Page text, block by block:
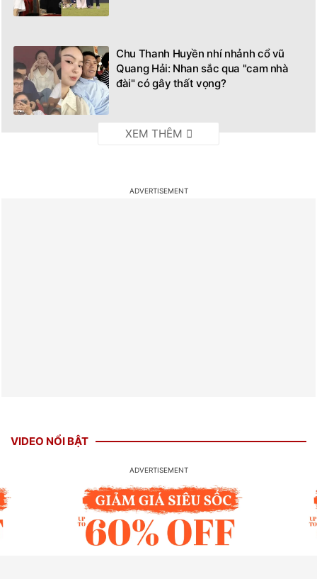
Chu Thanh Huyền nhí nhảnh cổ vũ
Quang Hải: Nhan sắc qua "cam nhà
đài" có gây thất vọng?
VIDEO NỔI BẬT